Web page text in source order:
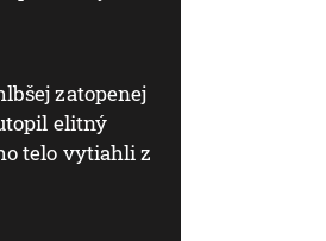
zatopenej
elitný
telo vytiahli z